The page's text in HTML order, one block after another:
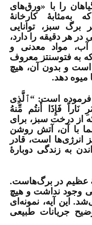
را با «ورق‌های
کارخانۀ
سبز، توانایی
هر دقیقه را دارد،
آب، مواد معدنی و
به فتوسنتز معروف
و بدون آن، هیچ
میوه دهد.
فرموده است: “ٱلَّذِی
فَإِذَا أَنتُم مِّنهُ
از درخت سبز، برای
با آن، آتش روشن
انرژی‌­ها است، قادر
به زندگی دوبارۀ
عظیم در برگ‌هاست.
وجود نداشت و هیچ
این آیه، نمونه‌ای
جریانات طبیعی